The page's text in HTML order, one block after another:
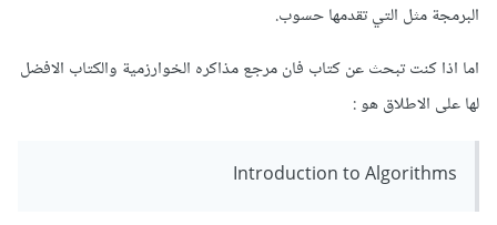
البرمجة مثل التي تقدمها حسوب.
اما اذا كنت تبحث عن كتاب فان مرجع مذاكره الخوارزمية والكتاب الافضل
لها على الاطلاق هو :
Introduction to Algorithms